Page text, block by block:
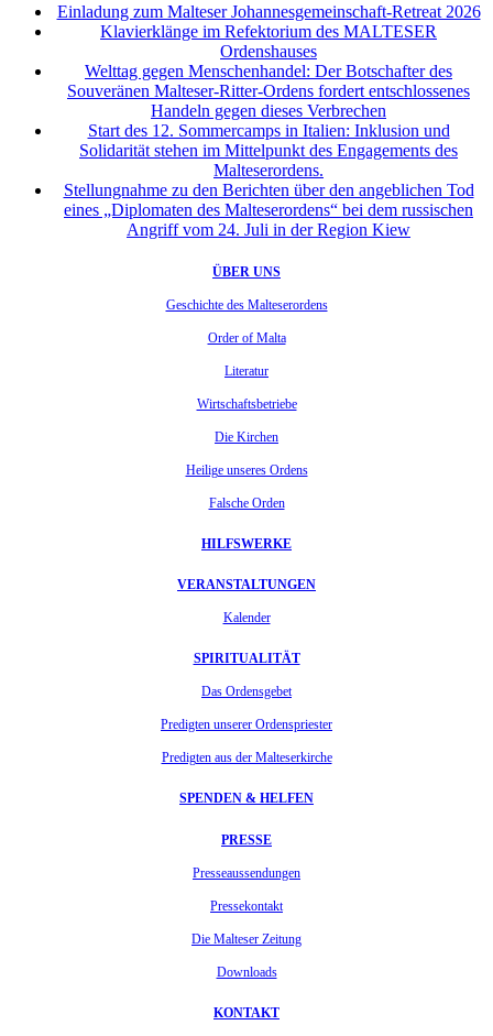
Einladung zum Malteser Johannesgemeinschaft-Retreat 2026
Klavierklänge im Refektorium des MALTESER
Ordenshauses
Welttag gegen Menschenhandel: Der Botschafter des
Souveränen Malteser-Ritter-Ordens fordert entschlossenes
Handeln gegen dieses Verbrechen
Start des 12. Sommercamps in Italien: Inklusion und
Solidarität stehen im Mittelpunkt des Engagements des
Malteserordens.
Stellungnahme zu den Berichten über den angeblichen Tod
eines „Diplomaten des Malteserordens“ bei dem russischen
Angriff vom 24. Juli in der Region Kiew
ÜBER UNS
Geschichte des Malteserordens
Order of Malta
Literatur
Wirtschaftsbetriebe
Die Kirchen
Heilige unseres Ordens
Falsche Orden
HILFSWERKE
VERANSTALTUNGEN
Kalender
SPIRITUALITÄT
Das Ordensgebet
Predigten unserer Ordenspriester
Predigten aus der Malteserkirche
SPENDEN & HELFEN
PRESSE
Presseaussendungen
Pressekontakt
Die Malteser Zeitung
Downloads
KONTAKT